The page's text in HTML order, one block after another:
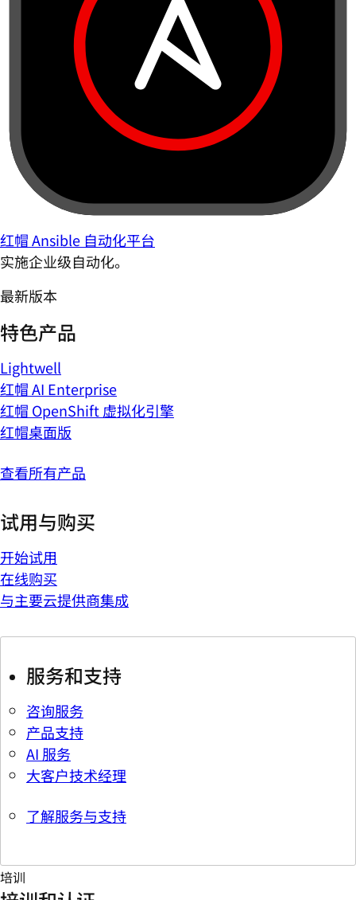
红帽 Ansible 自动化平台
实施企业级自动化。
最新版本
特色产品
Lightwell
红帽 AI Enterprise
红帽 OpenShift 虚拟化引擎
红帽桌面版
查看所有产品
试用与购买
开始试用
在线购买
与主要云提供商集成
服务和支持
咨询服务
产品支持
AI 服务
大客户技术经理
了解服务与支持
培训